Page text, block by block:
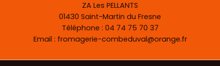
ZA Les PELLANTS
01430 Saint-Martin du Fresne
Téléphone : 04 74 75 70 37
Email : fromagerie-combeduval@orange.fr